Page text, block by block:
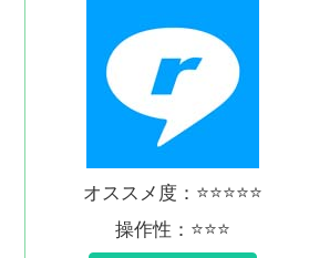
オススメ度：⭐⭐⭐⭐⭐
操作性：⭐⭐⭐